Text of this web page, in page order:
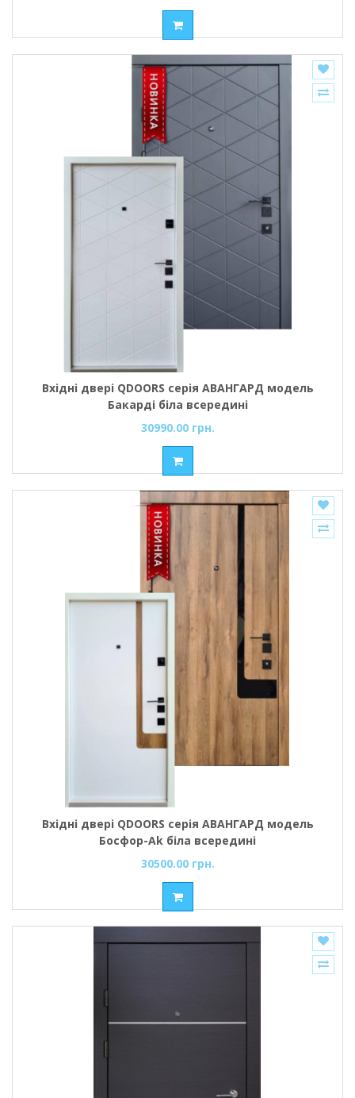
Вхідні двері QDOORS серія АВАНГАРД модель
Бакарді біла всередині
30990.00 грн.
Вхідні двері QDOORS серія АВАНГАРД модель
Босфор-Аk біла всередині
30500.00 грн.